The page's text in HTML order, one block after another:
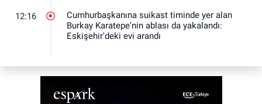
12:16
Cumhurbaşkanına suikast timinde yer alan
Burkay Karatepe'nin ablası da yakalandı:
Eskişehir'deki evi arandı